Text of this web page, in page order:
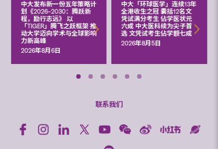
中大发布新一份五年策略计
划《2026‒2030：腾跃新
程，励行志远》 以
「TIGER」腾飞之跃框架 推
动大学迈向学术与全球影响
力新高峰
2026年8月6日
中大「环球医学」连续13年
全港收生之冠 囊括12名文
凭试满分考生 佔学医状元
六成 中大医科续为尖子首
选 文凭试考生佔学额七成
2026年8月5日
联系我们